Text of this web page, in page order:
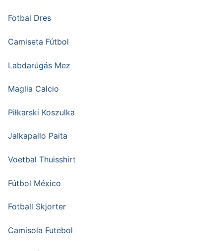
Fotbal Dres
Camiseta Fútbol
Labdarúgás Mez
Maglia Calcio
Piłkarski Koszulka
Jalkapallo Paita
Voetbal Thuisshirt
Fútbol México
Fotball Skjorter
Camisola Futebol